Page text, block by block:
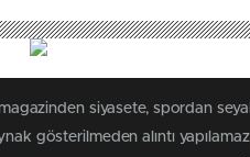
siyasete, spordan
gösterilmeden alıntı